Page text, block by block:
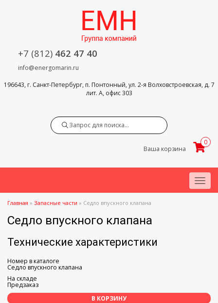
+7 (812) 462 47 40
info@energomarin.ru
196643, г. Санкт-Петербург, п. Понтонный, ул. 2-я Волховстроевская, д. 7
лит. А, офис 303
Ваша корзина
0
Menu
Главная » Запасные части » Седло впускного клапана
Седло впускного клапана
Технические характеристики
Номер в каталоге
Седло впускного клапана
На складе
Предзаказ
В КОРЗИНУ